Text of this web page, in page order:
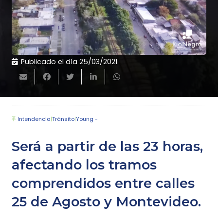
Publicado el día 25/03/2021
Intendencia|Tránsito|Young -
Será a partir de las 23 horas,
afectando los tramos
comprendidos entre calles
25 de Agosto y Montevideo.